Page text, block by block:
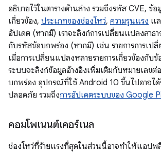
อธิบายไว้ในตารางด้านล่าง รวมถึงรหัส CVE, ข้
เกี่ยวข้อง, ประเภทของช่องโหว่, ความรุนแรง แ
อัปเดต (หากมี) เราจะลิงก์การเปลี่ยนแปลงสา
กับรหัสข้อบกพร่อง (หากมี) เช่น รายการการเป
เมื่อการเปลี่ยนแปลงหลายรายการเกี่ยวข้องกับ
ระบบจะลิงก์ข้อมูลอ้างอิงเพิ่มเติมกับหมายเลขต่
บกพร่อง อุปกรณ์ที่ใช้ Android 10 ขึ้นไปอาจได้
ปลอดภัย รวมถึงการอัปเดตระบบของ Google
คอมโพเนนต์เคอร์เนล
ช่องโหว่ที่ร้ายแรงที่สุดในส่วนนี้อาจทำให้แอปพ